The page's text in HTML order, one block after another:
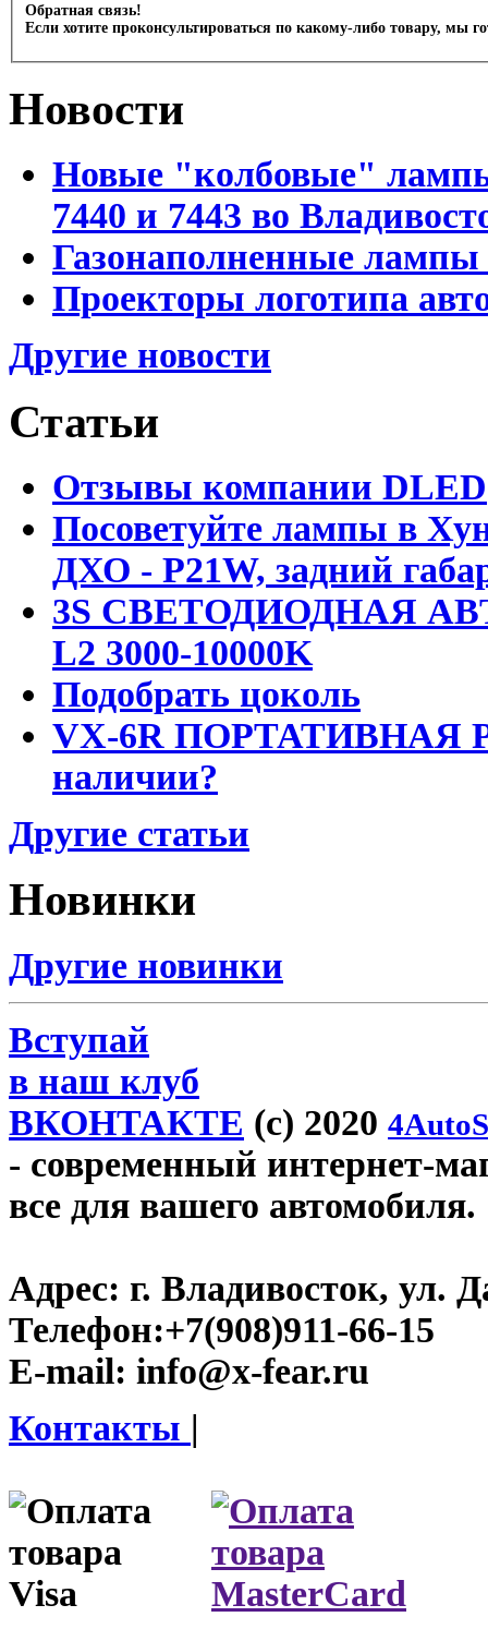
Обратная связь!
Если хотите проконсультироваться по какому-либо товару, мы
Новости
Новые "колбовые"
7440 и 7443 во
Газонаполненные лампы
Проекторы логотипа
Другие новости
Статьи
Отзывы компании DLED
Посоветуйте лампы в
ДХО - P21W, задний
3S СВЕТОДИОДНАЯ
L2 3000-10000K
Подобрать цоколь
VX-6R ПОРТАТИВНАЯ
наличии?
Другие статьи
Новинки
Другие новинки
Вступай
в наш клуб
ВКОНТАКТЕ (c) 2020
- современный интернет-
все для вашего автомобиля.
Адрес: г. Владивосток, ул.
Телефон:+7(908)911-66-15
E-mail: info@x-fear.ru
Контакты |